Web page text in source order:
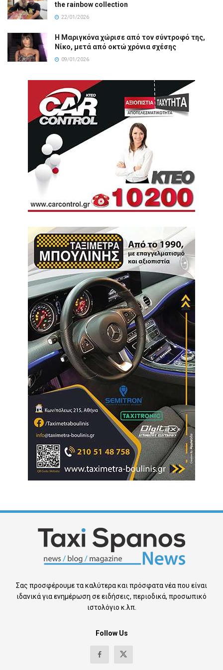
the rainbow collection
22/01/2026
Η Μαριγκόνα χώρισε από τον σύντροφό της,
Νίκο, μετά από οκτώ χρόνια σχέσης
09/01/2026
Σας προσφέρουμε τα καλύτερα και πρόσφατα νέα που είναι
ιδανικά για ενημέρωση σε ειδήσεις, περιοδικά, προσωπικό
ιστολόγιο κ.λπ.
Follow Us